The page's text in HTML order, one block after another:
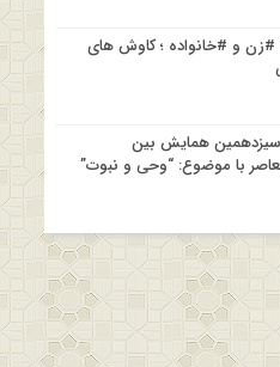
و #خانواده ؛ کاوش های
سیزدهمین همایش بین
با موضوع: “وحی و نبوت”